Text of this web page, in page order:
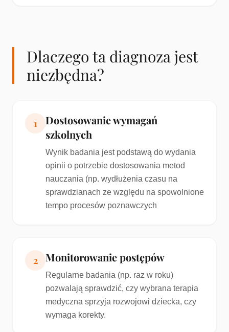
Dlaczego ta diagnoza jest
niezbędna?
1
Dostosowanie wymagań
szkolnych
Wynik badania jest podstawą do wydania
opinii o potrzebie dostosowania metod
nauczania (np. wydłużenia czasu na
sprawdzianach ze względu na spowolnione
tempo procesów poznawczych
2 Monitorowanie postępów
Regularne badania (np. raz w roku)
pozwalają sprawdzić, czy wybrana terapia
medyczna sprzyja rozwojowi dziecka, czy
wymaga korekty.